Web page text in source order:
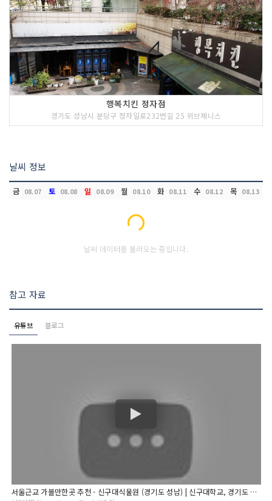
행복치킨 정자점
경기도 성남시 분당구 정자일로232번길 25 위브제니스
날씨 정보
금 08.07 토 08.08 일 08.09 월 08.10 화 08.11 수 08.12 목 08.13
Loading...
날씨 데이터를 불러오는 중입니다.
참고 자료
유튜브 블로그
서울근교 가볼만한곳 추천 - 신구대식물원 (경기도 성남) | 신구대학교, 경기도 여행, 수목원, 꽃 구경, 수국, 1분여행